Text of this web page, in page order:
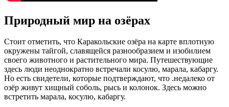
Природный мир на озёрах
Стоит отметить, что Каракольские озёра на карте вплотную
окружены тайгой, славящейся разнообразием и изобилием
своего животного и растительного мира. Путешествующие
здесь люди неоднократно встречали косулю, марала, кабаргу.
Но есть свидетели, которые подтверждают, что .недалеко от
озёр живут хищный соболь, рысь и колонок. Здесь можно
встретить марала, косулю, кабаргу.